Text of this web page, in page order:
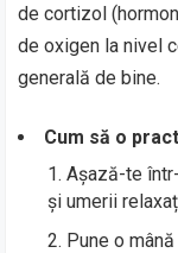
de cortizol
de oxigen la nivel
generală de bine.
Cum să o
Așază-te
și umerii
Pune o